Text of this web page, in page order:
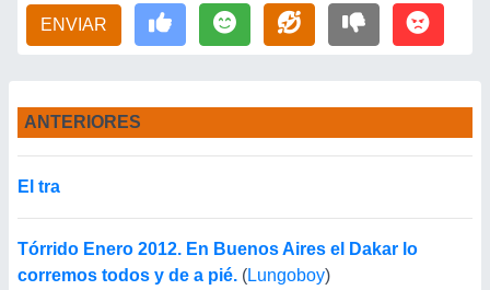
ENVIAR
ANTERIORES
El tra
Tórrido Enero 2012. En Buenos Aires el Dakar lo
corremos todos y de a pié. (Lungoboy)